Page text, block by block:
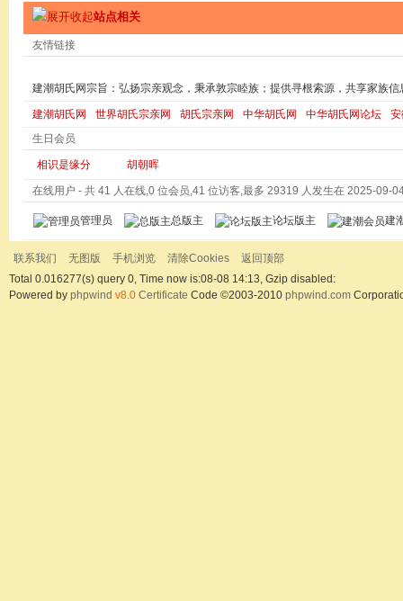
站点相关
友情链接
建潮胡氏网宗旨：弘扬宗亲观念，秉承敦宗睦族；提供寻根索源，共享家族信
建潮胡氏网 世界胡氏宗亲网 胡氏宗亲网 中华胡氏网 中华胡氏网论坛
生日会员
相识是缘分 胡朝晖
在线用户 - 共 41 人在线,0 位会员,41 位访客,最多 29319 人发生在 2025-09-
管理员 总版主 论坛版主 建
联系我们 无图版 手机浏览 清除Cookies
返回顶部
Total 0.016277(s) query 0, Time now is:08-08 14:13, Gzip disabled:
Powered by phpwind v8.0 Certificate Code ©2003-2010 phpwind.com